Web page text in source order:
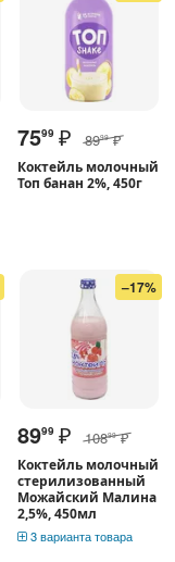
7599 ₽ 8999 ₽
Коктейль молочный
Топ банан 2%, 450г
–17%
8999 ₽ 10899 ₽
Коктейль молочный
стерилизованный
Можайский Малина
2,5%, 450мл
3 варианта товара